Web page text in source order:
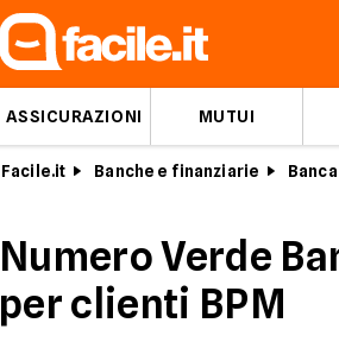
ASSICURAZIONI MUTUI
Facile.it Banche e finanziarie
Numero Verde
per clienti BPM